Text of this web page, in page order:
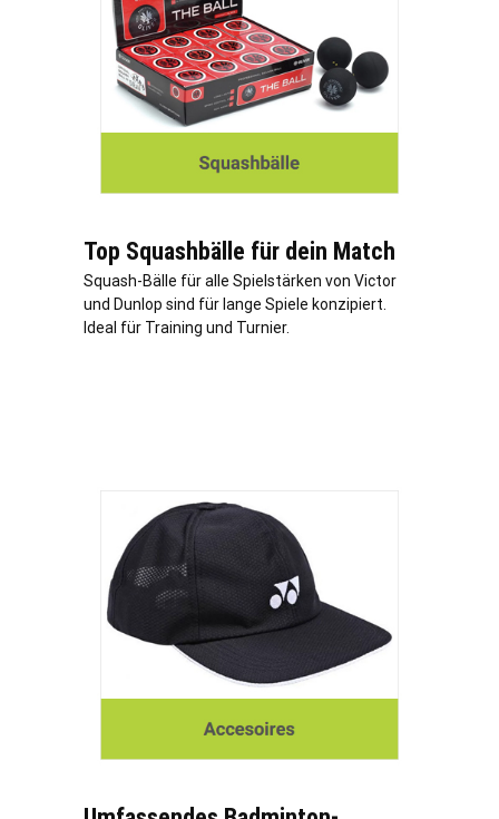
Top Squashbälle für dein Match
Squash-Bälle für alle Spielstärken von Victor
und Dunlop sind für lange Spiele konzipiert.
Ideal für Training und Turnier.